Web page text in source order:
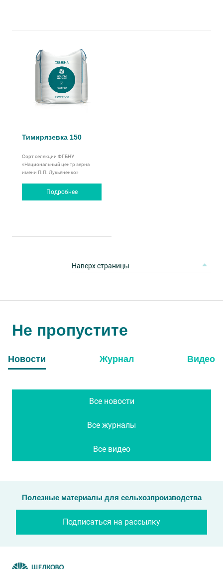
Тимирязевка 150
Сорт селекции ФГБНУ
«Национальный центр зерна
имени П.П. Лукьяненко»
Подробнее
Наверх страницы
Не пропустите
Новости Журнал Видео
Все новости
Все журналы
Все видео
Полезные материалы для сельхозпроизводства
Подписаться на рассылку